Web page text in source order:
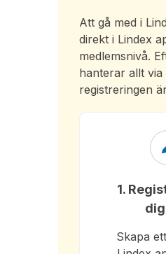
Att gå med i
direkt i Lindex
medlemsnivå.
hanterar allt
registreringen
1.
Skapa